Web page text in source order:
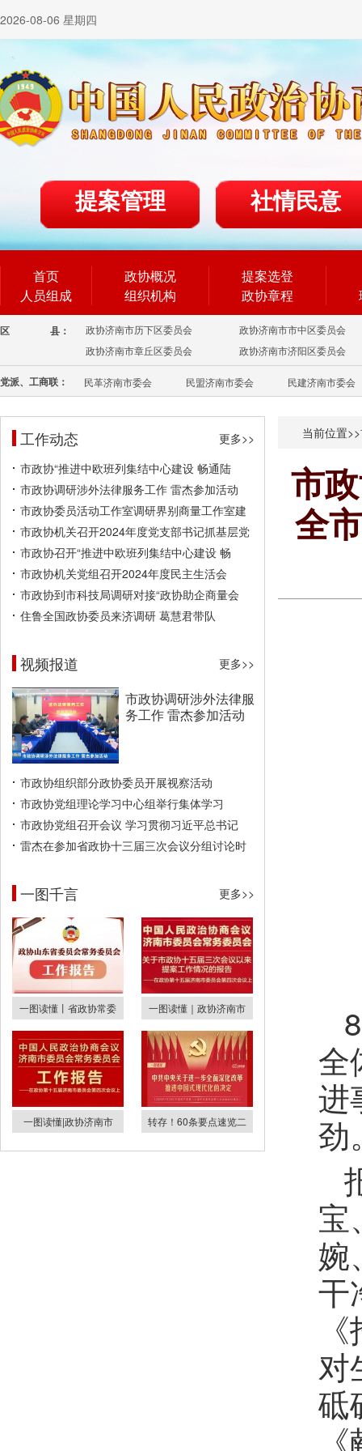
2026-08-06 星期四
提案管理 社情民意
首页
人员组成
政协概况
组织机构
提案选登
政协章程
区 县： 政协济南市历下区委员会
政协济南市市中区委员会
政协济南市章丘区委员会
政协济南市济阳区委员会
党派、工商联： 民革济南市委会 民盟济南市委会 民建济南市委会
工作动态
更多>>
市政协“推进中欧班列集结中心建设 畅通陆
市政协调研涉外法律服务工作 雷杰参加活动
市政协委员活动工作室调研界别商量工作室建
市政协机关召开2024年度党支部书记抓基层党
市政协召开“推进中欧班列集结中心建设 畅
市政协机关党组召开2024年度民主生活会
市政协到市科技局调研对接“政协助企商量会
住鲁全国政协委员来济调研 葛慧君带队
视频报道 更多>>
市政协调研涉外法律服
务工作 雷杰参加活动
市政协组织部分政协委员开展视察活动
市政协党组理论学习中心组举行集体学习
市政协党组召开会议 学习贯彻习近平总书记
雷杰在参加省政协十三届三次会议分组讨论时
一图千言 更多>>
一图读懂丨省政协常委 一图读懂｜政协济南市
一图读懂|政协济南市 转存！60条要点速览二
当前位置>>
市
全
全
进
劲
宝
婉
干
对
砥